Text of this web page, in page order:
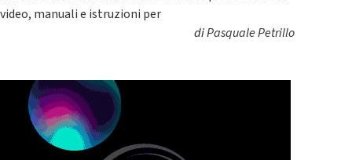
video, manuali e istruzioni per
diPasquale Petrillo